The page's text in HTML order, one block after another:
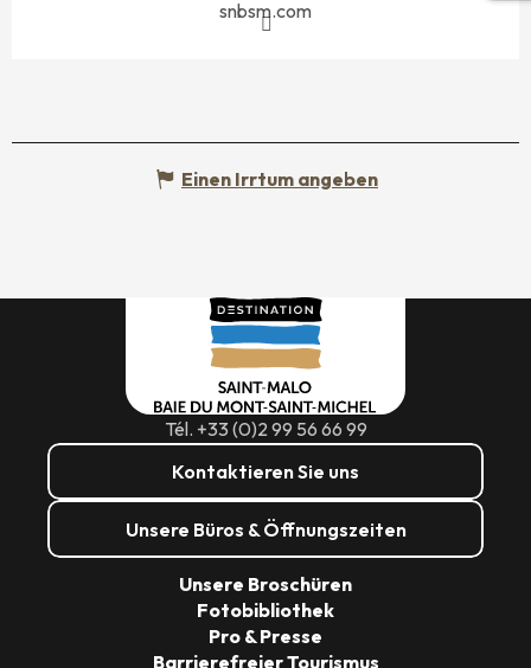
snbsm.com
Einen Irrtum angeben
Tél. +33 (0)2 99 56 66 99
Kontaktieren Sie uns
Unsere Büros & Öffnungszeiten
Unsere Broschüren
Fotobibliothek
Pro & Presse
Barrierefreier Tourismus